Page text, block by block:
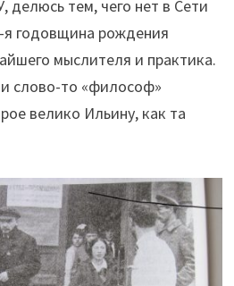
делюсь тем, чего нет в Сети
я годовщина рождения
мыслителя и практика.
слово-то «философ»
велико Ильину, как та